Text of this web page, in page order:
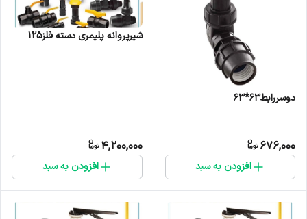
دوسررابط۶۳*۶۳
676,000
افزودن به سبد
شیرپروانه پلیمری دسته فلز125
4,200,000
افزودن به سبد